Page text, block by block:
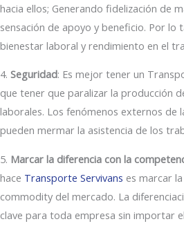
hacia ellos; Generando fidelización de
sensación de apoyo y beneficio. Por lo
bienestar laboral y rendimiento en el
4. Seguridad: Es mejor tener un
que tener que paralizar la producción
laborales. Los fenómenos externos de
pueden mermar la asistencia de los
5. Marcar la diferencia con la
hace Transporte Servivans es marcar
commodity del mercado. La
clave para toda empresa sin importar